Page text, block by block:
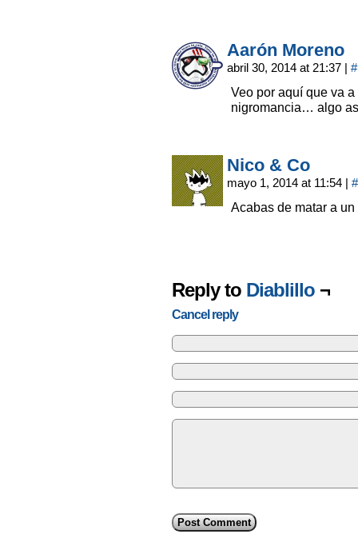
Aarón Moreno
abril 30, 2014 at 21:37 | #
Veo por aquí que va
nigromancia… algo
Nico & Co
mayo 1, 2014 at 11:54 | #
Acabas de matar a
Reply to Diablillo ¬
Cancel reply